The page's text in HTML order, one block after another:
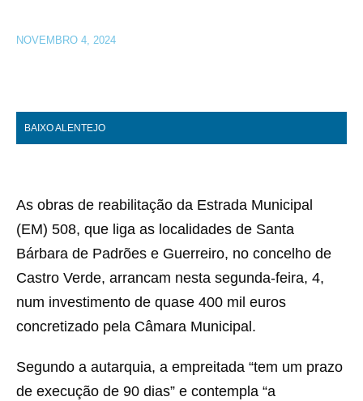
NOVEMBRO 4, 2024
BAIXO ALENTEJO
As obras de reabilitação da Estrada Municipal
(EM) 508, que liga as localidades de Santa
Bárbara de Padrões e Guerreiro, no concelho de
Castro Verde, arrancam nesta segunda-feira, 4,
num investimento de quase 400 mil euros
concretizado pela Câmara Municipal.
Segundo a autarquia, a empreitada “tem um prazo
de execução de 90 dias” e contempla “a